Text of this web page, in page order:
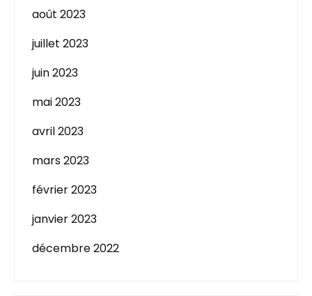
août 2023
juillet 2023
juin 2023
mai 2023
avril 2023
mars 2023
février 2023
janvier 2023
décembre 2022